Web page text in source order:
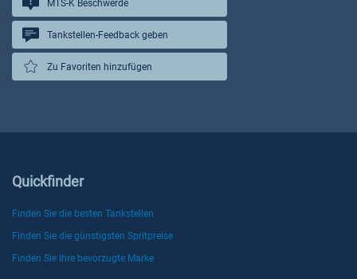
MTS-K Beschwerde
Tankstellen-Feedback geben
Zu Favoriten hinzufügen
Quickfinder
Finden Sie die besten Tankstellen
Finden Sie die günstigsten Spritpreise
Finden Sie Ihre bevorzugte Marke